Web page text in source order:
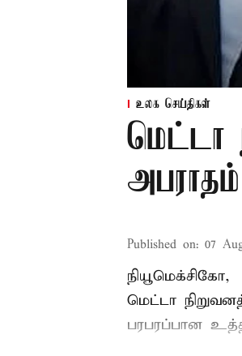
உலக செய்திகள்
மெட்டா
Published on: 07
நியூமெக்சிகோ,
மெட்டா
பரபரப்பான